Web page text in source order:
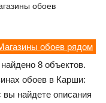
обоев
обоев рядом
8 объектов.
обоев в Карши:
найдете описания